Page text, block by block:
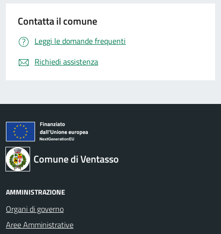
Contatta il comune
Leggi le domande frequenti
Richiedi assistenza
Comune di Ventasso
AMMINISTRAZIONE
Organi di governo
Aree Amministrative